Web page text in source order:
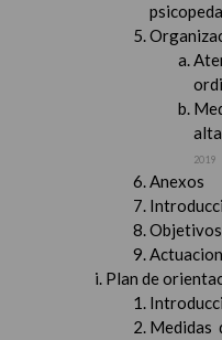
2019
Anexos
Plan de
Medidas